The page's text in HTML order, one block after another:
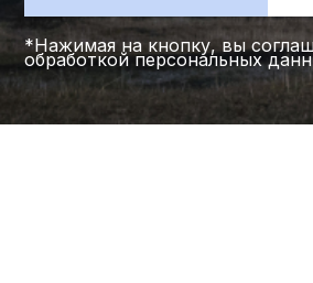
*Нажимая на кнопку, вы
обработкой персональных